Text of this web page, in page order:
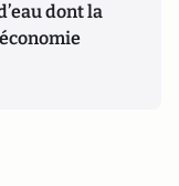
dont la